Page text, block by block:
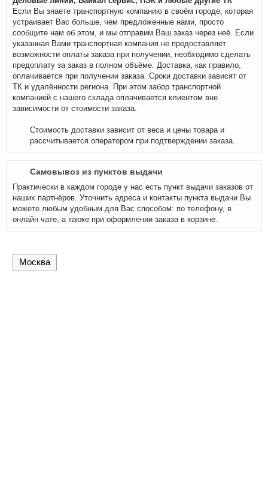
Если Вы знаете транспортную компанию в своём городе, которая
устраивает Вас больше, чем предложенные нами, просто
сообщите нам об этом, и мы отправим Ваш заказ через неё. Если
указанная Вами транспортная компания не предоставляет
возможности оплаты заказа при получении, необходимо сделать
предоплату за заказ в полном объёме. Доставка, как правило,
оплачивается при получении заказа. Сроки доставки зависят от
ТК и удалённости региона. При этом забор транспортной
компанией с нашего склада оплачивается клиентом вне
зависимости от стоимости заказа.
Стоимость доставки зависит от веса и цены товара и
рассчитывается оператором при подтверждении заказа.
Самовывоз из пунктов выдачи
Практически в каждом городе у нас есть пункт выдачи заказов от
наших партнёров. Уточнить адреса и контакты пункта выдачи Вы
можете любым удобным для Вас способом: по телефону, в
онлайн чате, а также при оформлении заказа в корзине.
Москва